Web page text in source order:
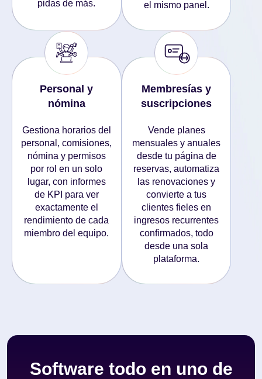
pidas de más.
el mismo panel.
Personal y
nómina
Gestiona horarios del
personal, comisiones,
nómina y permisos
por rol en un solo
lugar, con informes
de KPI para ver
exactamente el
rendimiento de cada
miembro del equipo.
Membresías y
suscripciones
Vende planes
mensuales y anuales
desde tu página de
reservas, automatiza
las renovaciones y
convierte a tus
clientes fieles en
ingresos recurrentes
confirmados, todo
desde una sola
plataforma.
Software todo en uno de